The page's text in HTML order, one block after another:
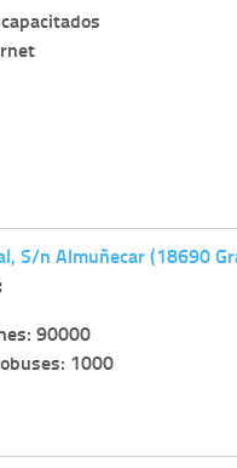
S/n Almuñecar (18690
90000
1000